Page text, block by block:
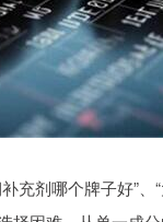
剂哪个牌子好”、